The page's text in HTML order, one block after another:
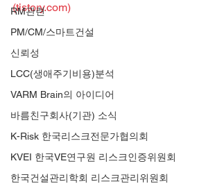
RM관련
PM/CM/스마트건설
신뢰성
LCC(생애주기비용)분석
VARM Brain의 아이디어
바름친구회사(기관) 소식
K-Risk 한국리스크전문가협의회
KVEI 한국VE연구원 리스크인증위원회
한국건설관리학회 리스크관리위원회
(tistory.com)